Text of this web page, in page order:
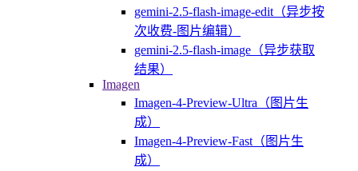
gemini-2.5-flash-image-edit（异步按
次收费-图片编辑）
gemini-2.5-flash-image（异步获取
结果）
Imagen
Imagen-4-Preview-Ultra（图片生
成）
Imagen-4-Preview-Fast（图片生
成）